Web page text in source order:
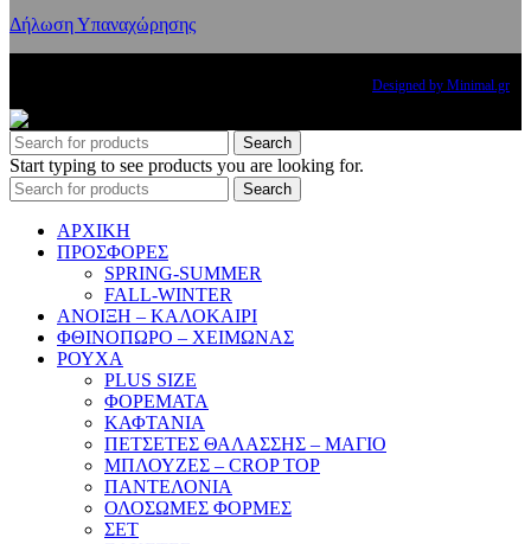
Δήλωση Υπαναχώρησης
Designed by Minimal.gr
Search
Start typing to see products you are looking for.
Search
ΑΡΧΙΚΗ
ΠΡΟΣΦΟΡΕΣ
SPRING-SUMMER
FALL-WINTER
ΑΝΟΙΞΗ – ΚΑΛΟΚΑΙΡΙ
ΦΘΙΝΟΠΩΡΟ – ΧΕΙΜΩΝΑΣ
ΡΟΥΧΑ
PLUS SIZE
ΦΟΡΕΜΑΤΑ
ΚΑΦΤΑΝΙΑ
ΠΕΤΣΕΤΕΣ ΘΑΛΑΣΣΗΣ – ΜΑΓΙΟ
ΜΠΛΟΥΖΕΣ – CROP TOP
ΠΑΝΤΕΛΟΝΙΑ
ΟΛΟΣΩΜΕΣ ΦΟΡΜΕΣ
ΣΕΤ